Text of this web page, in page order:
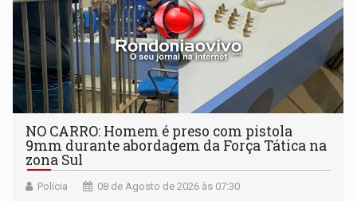
NO CARRO: Homem é preso com pistola
9mm durante abordagem da Força Tática na
zona Sul
Polícia 08 de Agosto de 2026 às 07:30